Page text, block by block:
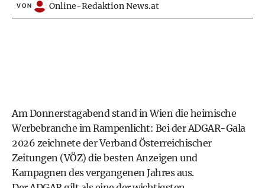
VON Online-Redaktion News.at
Am Donnerstagabend stand in Wien die heimische
Werbebranche im Rampenlicht: Bei der ADGAR-Gala
2026 zeichnete der Verband Österreichischer
Zeitungen (VÖZ) die besten Anzeigen und
Kampagnen des vergangenen Jahres aus.